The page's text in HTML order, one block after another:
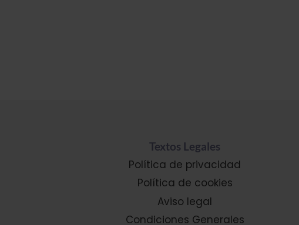
Textos Legales
Política de privacidad
Política de cookies
Aviso legal
Condiciones Generales